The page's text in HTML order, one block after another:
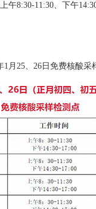
8:30-11:30、下午
25、26日免费核酸采